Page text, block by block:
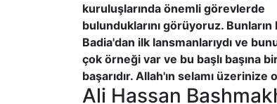
kuruluşlarında önemli görevlerde
bulunduklarını görüyoruz. Bunların
Badia'dan ilk lansmanlarıydı ve
çok örneği var ve bu başlı başına
başarıdır. Allah'ın selamı üzerinize
Ali Hassan